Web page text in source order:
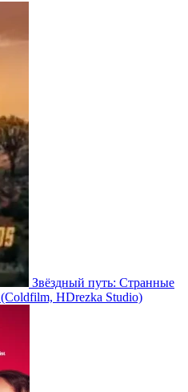
Звёздный путь: Странные
(Coldfilm, HDrezka Studio)